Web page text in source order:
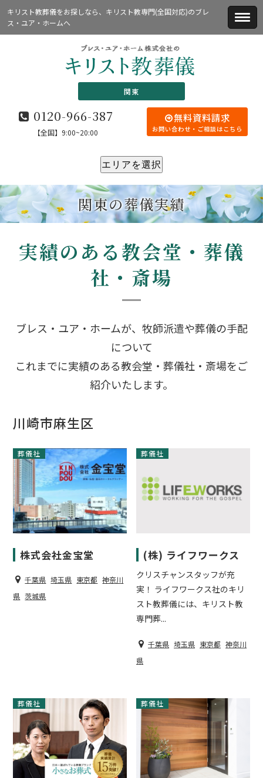
キリスト教葬儀をお探しなら、キリスト教専門(全国対応)のブレ
ス・ユア・ホームへ
関東
無料資料請求
お問い合わせ・ご相談はこちら
0120-966-387
【全国】9:00~20:00
エリアを選択
関東の葬儀実績
実績のある教会堂・葬儀
社・斎場
ブレス・ユア・ホームが、牧師派遣や葬儀の手配
について
これまでに実績のある教会堂・葬儀社・斎場をご
紹介いたします。
川崎市麻生区
葬儀社
株式会社金宝堂
千葉県 埼玉県 東京都 神奈川
県 茨城県
葬儀社
(株) ライフワークス
クリスチャンスタッフが充
実！ ライフワークス社のキリ
スト教葬儀には、キリスト教
専門葬...
千葉県 埼玉県 東京都 神奈川
県
葬儀社 葬儀社